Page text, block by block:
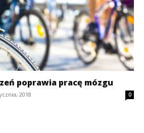
poprawia pracę mózgu
2018 0